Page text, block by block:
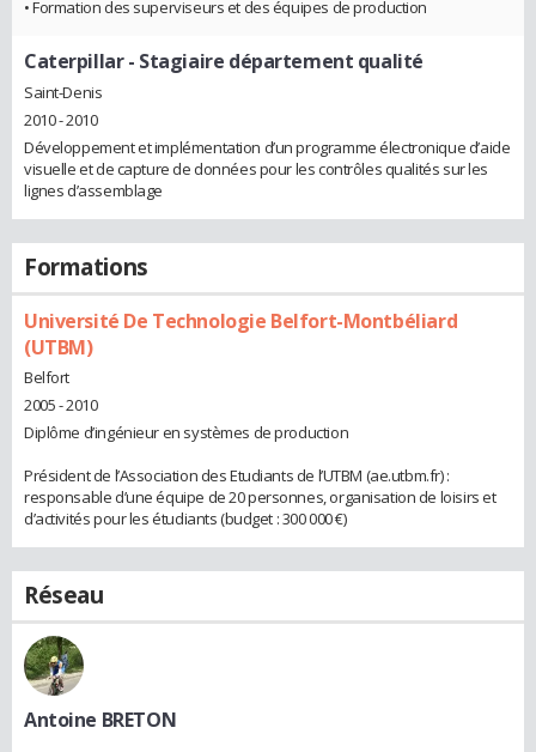
• Formation des superviseurs et des équipes de production
Caterpillar- Stagiaire département qualité
Saint-Denis
2010 - 2010
Développement et implémentation d’un programme électronique d’aide
visuelle et de capture de données pour les contrôles qualités sur les
lignes d’assemblage
Formations
Université De Technologie Belfort-Montbéliard
(UTBM)
Belfort
2005 - 2010
Diplôme d’ingénieur en systèmes de production
Président de l’Association des Etudiants de l’UTBM (ae.utbm.fr) :
responsable d’une équipe de 20 personnes, organisation de loisirs et
d’activités pour les étudiants (budget : 300 000 €)
Réseau
Antoine BRETON